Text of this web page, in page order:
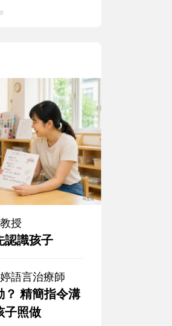
授
認識孩子
語言治療師
？ 精簡指令溝
子照做